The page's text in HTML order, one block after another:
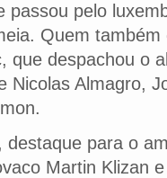
passou pelo
Quem também
que despachou o
Nicolas Almagro,
para o
Martin Klizan